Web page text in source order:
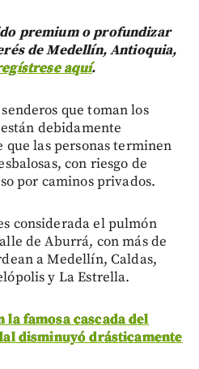
premium o profundizar
de Medellín, Antioquia,
aquí.
que toman los
debidamente
que las personas terminen
con riesgo de
por caminos privados.
considerada el pulmón
de Aburrá, con más de
a Medellín, Caldas,
y La Estrella.
la famosa cascada del
disminuyó drásticamente